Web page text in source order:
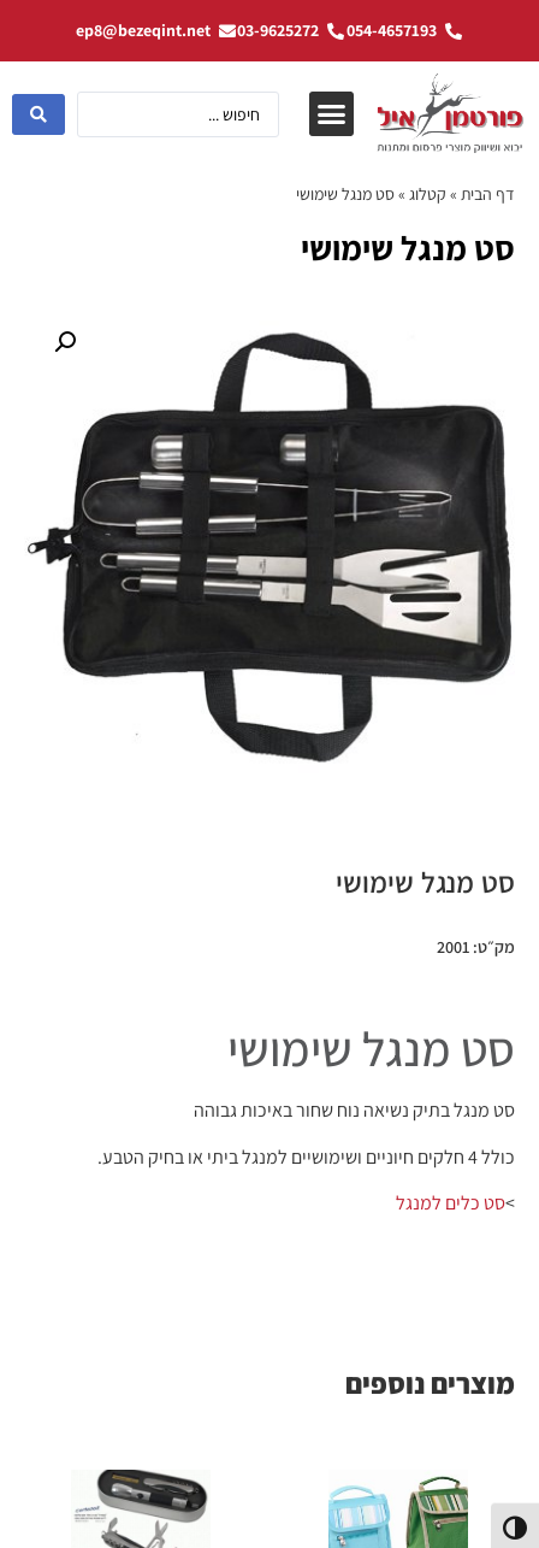
הפעל/כבה ניגודיות גבוהה
054-4657193
03-9625272
ep8@bezeqint.net
דף הבית » קטלוג »סט מנגל שימושי
סט מנגל שימושי
סט מנגל שימושי
מק״ט: 2001
סט מנגל שימושי
סט מנגל בתיק נשיאה נוח שחור באיכות גבוהה
כולל 4 חלקים חיוניים ושימושיים למנגל ביתי או בחיק הטבע.
>סט כלים למנגל
מוצרים נוספים